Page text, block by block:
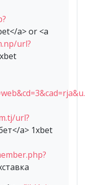
a> or <a
url?
url?
a> 1xbet